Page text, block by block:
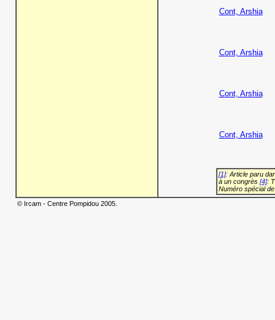
Cont, Arshia
Cont, Arshia
Cont, Arshia
Cont, Arshia
[1]: Article paru
à un congrès [4]:
Numéro spécial
© Ircam - Centre Pompidou 2005.